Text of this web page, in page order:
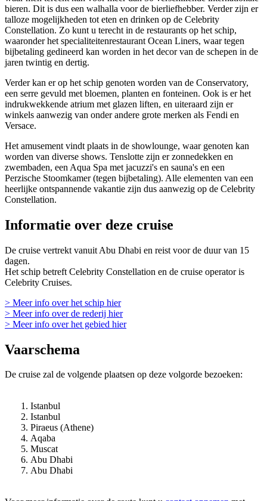
bieren. Dit is dus een walhalla voor de bierliefhebber. Verder zijn er
talloze mogelijkheden tot eten en drinken op de Celebrity
Constellation. Zo kunt u terecht in de restaurants op het schip,
waaronder het specialiteitenrestaurant Ocean Liners, waar tegen
bijbetaling gedineerd kan worden in het decor van de schepen in de
jaren twintig en dertig.
Verder kan er op het schip genoten worden van de Conservatory,
een serre gevuld met bloemen, planten en fonteinen. Ook is er het
indrukwekkende atrium met glazen liften, en uiteraard zijn er
winkels aanwezig van onder andere grote merken als Fendi en
Versace.
Het amusement vindt plaats in de showlounge, waar genoten kan
worden van diverse shows. Tenslotte zijn er zonnedekken en
zwembaden, een Aqua Spa met jacuzzi's en sauna's en een
Perzische Stoomkamer (tegen bijbetaling). Alle elementen van een
heerlijke ontspannende vakantie zijn dus aanwezig op de Celebrity
Constellation.
Informatie over deze cruise
De cruise vertrekt vanuit Abu Dhabi en reist voor de duur van 15
dagen.
Het schip betreft Celebrity Constellation en de cruise operator is
Celebrity Cruises.
> Meer info over het schip hier
> Meer info over de rederij hier
> Meer info over het gebied hier
Vaarschema
De cruise zal de volgende plaatsen op deze volgorde bezoeken:
Istanbul
Istanbul
Piraeus (Athene)
Aqaba
Muscat
Abu Dhabi
Abu Dhabi